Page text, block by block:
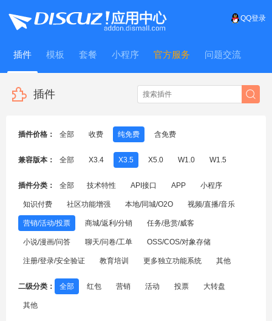
QQ登录
插件 模板 套餐 小程序 官方服务 问题交流
WitFrame
插件
插件价格： 全部 收费 纯免费 含免费
兼容版本： 全部 X3.4 X3.5 X5.0 W1.0 W1.5
插件分类： 全部 技术特性 API接口 APP 小程序
知识付费 社区功能增强 本地/同城/O2O 视频/直播/音乐
营销/活动/投票 商城/返利/分销 任务/悬赏/威客
小说/漫画/问答 聊天/问卷/工单 OSS/COS/对象存储
注册/登录/安全验证 教育培训 更多独立功能系统 其他
二级分类： 全部 红包 营销 活动 投票 大转盘
其他